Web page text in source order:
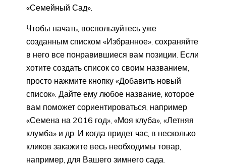
«Семейный Сад».
Чтобы начать, воспользуйтесь уже
созданным списком «Избранное», сохраняйте
в него все понравившиеся вам позиции. Если
хотите создать список со своим названием,
просто нажмите кнопку «Добавить новый
список». Дайте ему любое название, которое
вам поможет сориентироваться, например
«Семена на 2016 год», «Моя клуба», «Летняя
клумба» и др. И когда придет час, в несколько
кликов закажите весь необходимы товар,
например, для Вашего зимнего сада.